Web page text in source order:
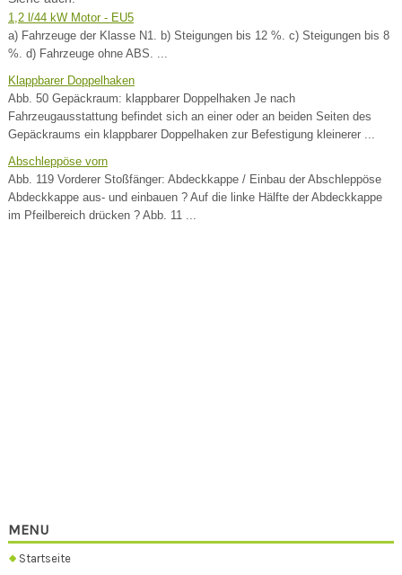
1,2 l/44 kW Motor - EU5
a) Fahrzeuge der Klasse N1. b) Steigungen bis 12 %. c) Steigungen bis 8
%. d) Fahrzeuge ohne ABS. ...
Klappbarer Doppelhaken
Abb. 50 Gepäckraum: klappbarer Doppelhaken Je nach
Fahrzeugausstattung befindet sich an einer oder an beiden Seiten des
Gepäckraums ein klappbarer Doppelhaken zur Befestigung kleinerer ...
Abschleppöse vorn
Abb. 119 Vorderer Stoßfänger: Abdeckkappe / Einbau der Abschleppöse
Abdeckkappe aus- und einbauen ? Auf die linke Hälfte der Abdeckkappe
im Pfeilbereich drücken ? Abb. 11 ...
MENU
Startseite